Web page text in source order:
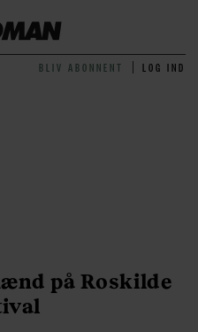
BLIV ABONNENT LOG IND
på Roskilde